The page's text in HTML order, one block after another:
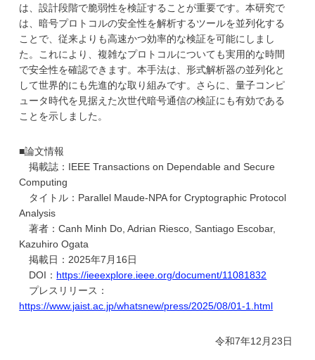
は、設計段階で脆弱性を検証することが重要です。本研究で
は、暗号プロトコルの安全性を解析するツールを並列化する
ことで、従来よりも高速かつ効率的な検証を可能にしまし
た。これにより、複雑なプロトコルについても実用的な時間
で安全性を確認できます。本手法は、形式解析器の並列化と
して世界的にも先進的な取り組みです。さらに、量子コンピ
ュータ時代を見据えた次世代暗号通信の検証にも有効である
ことを示しました。
■論文情報
掲載誌：IEEE Transactions on Dependable and Secure
Computing
タイトル：Parallel Maude-NPA for Cryptographic Protocol
Analysis
著者：Canh Minh Do, Adrian Riesco, Santiago Escobar,
Kazuhiro Ogata
掲載日：2025年7月16日
DOI： https://ieeexplore.ieee.org/document/11081832
プレスリリース：
https://www.jaist.ac.jp/whatsnew/press/2025/08/01-1.html
令和7年12月23日